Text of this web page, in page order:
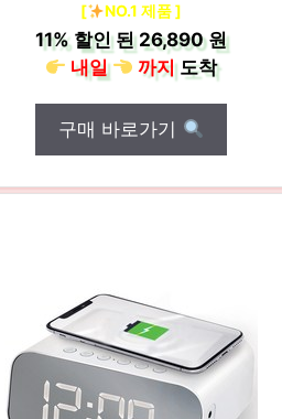
[ NO.1 제품 ]
11%할인 된26,890 원
내일
까지도착
구매 바로가기